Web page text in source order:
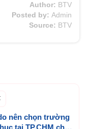
Author: BTV
Posted by: Admin
Source: BTV
nên chọn trường
tại TP.CHM cho